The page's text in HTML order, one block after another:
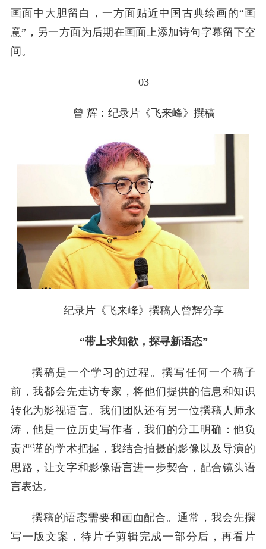
画面中大胆留白，一方面贴近中国古典绘画的“画
意”，另一方面为后期在画面上添加诗句字幕留下空
间。
03
曾 辉： 纪录片《飞来峰》撰稿
纪录片《飞来峰》撰稿人曾辉分享
“带上求知欲，探寻新语态”
撰稿是一个学习的过程。撰写任何一个稿子
前，我都会先走访专家，将他们提供的信息和知识
转化为影视语言。我们团队还有另一位撰稿人师永
涛，他是一位历史写作者，我们的分工明确：他负
责严谨的学术把握，我结合拍摄的影像以及导演的
思路，让文字和影像语言进一步契合，配合镜头语
言表达。
撰稿的语态需要和画面配合。通常，我会先撰
写一版文案，待片子剪辑完成一部分后，再看片